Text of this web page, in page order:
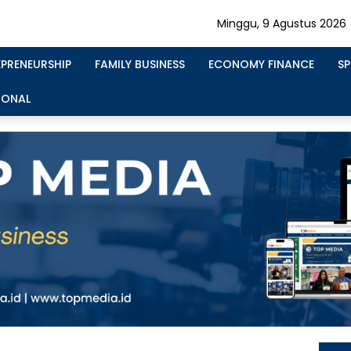
Minggu, 9 Agustus 2026
FAMILY BUSINESS ECONOMY FINANCE